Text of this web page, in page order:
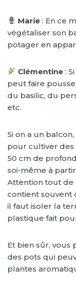
Marie : En ce
végétaliser son
potager en
Clémentine :
peut faire
du basilic, du
etc.
Si on a un
pour cultiver des
50 cm de
soi-même à
Attention tout de
contient souvent
il faut isoler la
plastique fait
Et bien sûr, vous
des pots qui
plantes